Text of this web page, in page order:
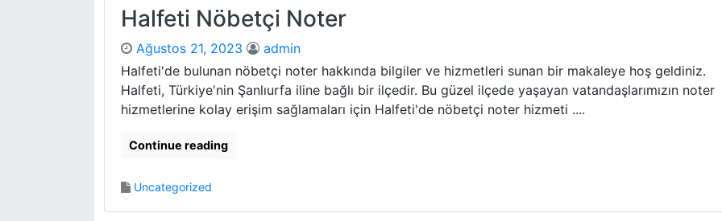
Halfeti Nöbetçi Noter
Ağustos 21, 2023
admin
Halfeti'de bulunan nöbetçi noter hakkında bilgiler ve hizmetleri sunan bir makaleye hoş geldiniz.
Halfeti, Türkiye'nin Şanlıurfa iline bağlı bir ilçedir. Bu güzel ilçede yaşayan vatandaşlarımızın noter
hizmetlerine kolay erişim sağlamaları için Halfeti'de nöbetçi noter hizmeti ....
Continue reading
Uncategorized